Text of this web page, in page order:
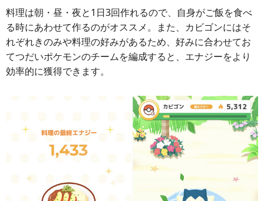
料理は朝・昼・夜と1日3回作れるので、自身がご飯を食べ
る時にあわせて作るのがオススメ。また、カビゴンにはそ
れぞれきのみや料理の好みがあるため、好みに合わせてお
てつだいポケモンのチームを編成すると、エナジーをより
効率的に獲得できます。